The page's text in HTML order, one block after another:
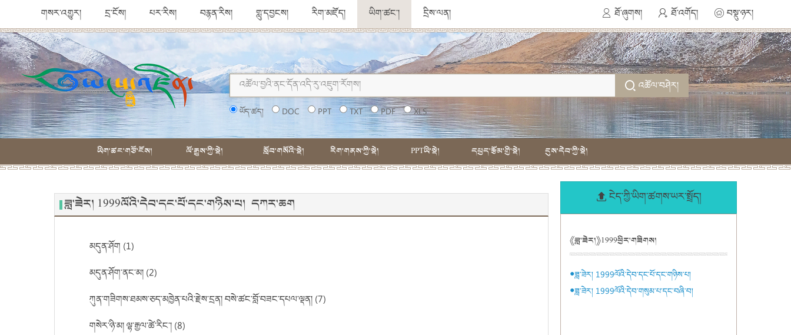
ཐོ་ཞུགས། ཐོ་འགོད། བསྡུ་ཉར།
གསར་འགྱུར། དྲ་ངོས། པར་རིས། བརྙན་རིས། གླུ་དབྱངས། རིག་མཛོད། ཡིག་ཚང་། དྲིས་ལན།
འཚོལ་བཤེར།
ཡོད་ཚད། DOC PPT TXT PDF XLS
ཡིག་ཚང་གཙོ་ངོས། ལོ་རྒྱུས་ཀྱི་སྡེ། སློབ་གསོའི་སྡེ། རིག་གནས་ཀྱི་སྡེ། PPTཡི་སྡེ། དཔྱད་རྩོམ་གྱི་སྡེ། དུས་དེབ་ཀྱི་སྡེ།
ཟླ་ཟེར། 1999ལོའི་དེབ་དང་པོ་དང་གཉིས་པ། དཀར་ཆག
མདུན་ཤོག (1)
མདུན་ཤོག་ནང་མ། (2)
ཀུན་གཟིགས་ཐམས་ཅད་མཁྱེན་པའི་རྗེས་དྲན། བསེ་ཚང་བློ་བཟང་དཔལ་ལྡན། (7)
གསེར་ཉི་མ། ལྷ་རྒྱལ་ཚེ་རིང་། (8)
ངེད་ཀྱི་ཡིག་ཚགས་ཡར་སྤྲོད།
《ཟླ་ཟེར།》1999ཕྱིར་གཟིགས།
●ཟླ་ཟེར། 1999ལོའི་དེབ་དང་པོ་དང་གཉིས་པ།
●ཟླ་ཟེར། 1999ལོའི་དེབ་གསུམ་པ་དང་བཞི་བ།